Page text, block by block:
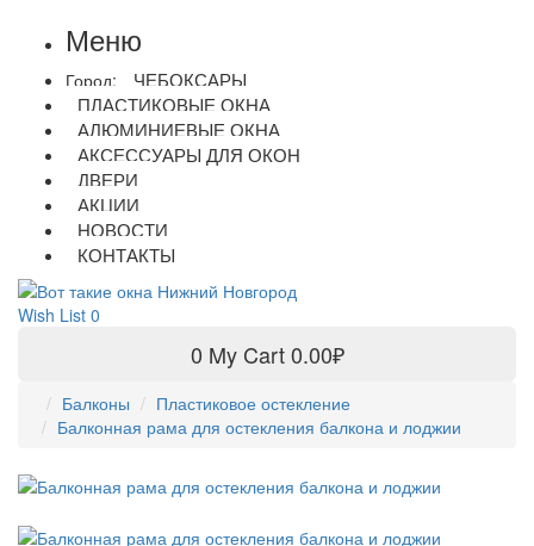
Меню
Город:
ЧЕБОКСАРЫ
ПЛАСТИКОВЫЕ ОКНА
АЛЮМИНИЕВЫЕ ОКНА
АКСЕССУАРЫ ДЛЯ ОКОН
ДВЕРИ
АКЦИИ
НОВОСТИ
КОНТАКТЫ
Wish List 0
0 My Cart0.00₽
Балконы
Пластиковое остекление
Балконная рама для остекления балкона и лоджии